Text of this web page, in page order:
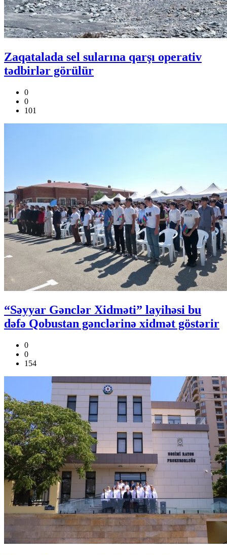
Zaqatalada sel sularına qarşı operativ
tədbirlər görülür
0
0
101
“Səyyar Gənclər Xidməti” layihəsi bu
dəfə Qobustan gənclərinə xidmət göstərir
0
0
154